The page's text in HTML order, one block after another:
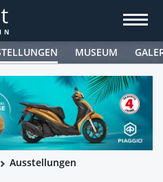
MUSEUM
Ausstellungen